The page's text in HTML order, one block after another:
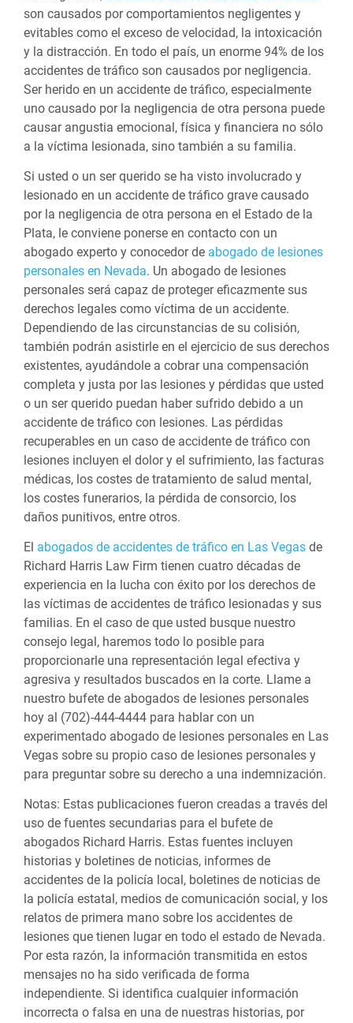
son causados por comportamientos negligentes y
evitables como el exceso de velocidad, la intoxicación
y la distracción. En todo el país, un enorme 94% de los
accidentes de tráfico son causados por negligencia.
Ser herido en un accidente de tráfico, especialmente
uno causado por la negligencia de otra persona puede
causar angustia emocional, física y financiera no sólo
a la víctima lesionada, sino también a su familia.
Si usted o un ser querido se ha visto involucrado y
lesionado en un accidente de tráfico grave causado
por la negligencia de otra persona en el Estado de la
Plata, le conviene ponerse en contacto con un
abogado experto y conocedor de abogado de lesiones
personales en Nevada. Un abogado de lesiones
personales será capaz de proteger eficazmente sus
derechos legales como víctima de un accidente.
Dependiendo de las circunstancias de su colisión,
también podrán asistirle en el ejercicio de sus derechos
existentes, ayudándole a cobrar una compensación
completa y justa por las lesiones y pérdidas que usted
o un ser querido puedan haber sufrido debido a un
accidente de tráfico con lesiones. Las pérdidas
recuperables en un caso de accidente de tráfico con
lesiones incluyen el dolor y el sufrimiento, las facturas
médicas, los costes de tratamiento de salud mental,
los costes funerarios, la pérdida de consorcio, los
daños punitivos, entre otros.
El abogados de accidentes de tráfico en Las Vegas de
Richard Harris Law Firm tienen cuatro décadas de
experiencia en la lucha con éxito por los derechos de
las víctimas de accidentes de tráfico lesionadas y sus
familias. En el caso de que usted busque nuestro
consejo legal, haremos todo lo posible para
proporcionarle una representación legal efectiva y
agresiva y resultados buscados en la corte. Llame a
nuestro bufete de abogados de lesiones personales
hoy al (702)-444-4444 para hablar con un
experimentado abogado de lesiones personales en Las
Vegas sobre su propio caso de lesiones personales y
para preguntar sobre su derecho a una indemnización.
Notas: Estas publicaciones fueron creadas a través del
uso de fuentes secundarias para el bufete de
abogados Richard Harris. Estas fuentes incluyen
historias y boletines de noticias, informes de
accidentes de la policía local, boletines de noticias de
la policía estatal, medios de comunicación social, y los
relatos de primera mano sobre los accidentes de
lesiones que tienen lugar en todo el estado de Nevada.
Por esta razón, la información transmitida en estos
mensajes no ha sido verificada de forma
independiente. Si identifica cualquier información
incorrecta o falsa en una de nuestras historias, por